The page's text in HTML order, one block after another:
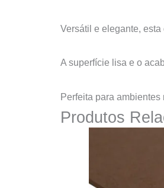
Versátil e elegante,
A superfície lisa e o
Perfeita para
Produtos